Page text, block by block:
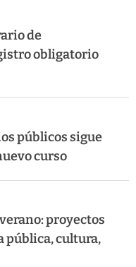
de
obligatorio
públicos sigue
curso
proyectos
pública, cultura,